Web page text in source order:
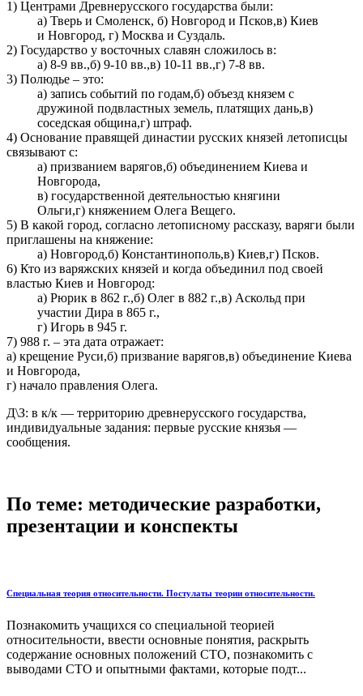
1) Центрами Древнерусского государства были:
а) Тверь и Смоленск, б) Новгород и Псков,в) Киев
и Новгород, г) Москва и Суздаль.
2) Государство у восточных славян сложилось в:
а) 8-9 вв.,б) 9-10 вв.,в) 10-11 вв.,г) 7-8 вв.
3) Полюдье – это:
а) запись событий по годам,б) объезд князем с
дружиной подвластных земель, платящих дань,в)
соседская община,г) штраф.
4) Основание правящей династии русских князей летописцы
связывают с:
а) призванием варягов,б) объединением Киева и
Новгорода,
в) государственной деятельностью княгини
Ольги,г) княжением Олега Вещего.
5) В какой город, согласно летописному рассказу, варяги были
приглашены на княжение:
а) Новгород,б) Константинополь,в) Киев,г) Псков.
6) Кто из варяжских князей и когда объединил под своей
властью Киев и Новгород:
а) Рюрик в 862 г.,б) Олег в 882 г.,в) Аскольд при
участии Дира в 865 г.,
г) Игорь в 945 г.
7) 988 г. – эта дата отражает:
а) крещение Руси,б) призвание варягов,в) объединение Киева
и Новгорода,
г) начало правления Олега.
Д\З: в к/к — территорию древнерусского государства,
индивидуальные задания: первые русские князья —
сообщения.
По теме: методические разработки,
презентации и конспекты
Специальная теория относительности. Постулаты теории относительности.
Познакомить учащихся со специальной теорией
относительности, ввести основные понятия, раскрыть
содержание основных положений СТО, познакомить с
выводами СТО и опытными фактами, которые подт...